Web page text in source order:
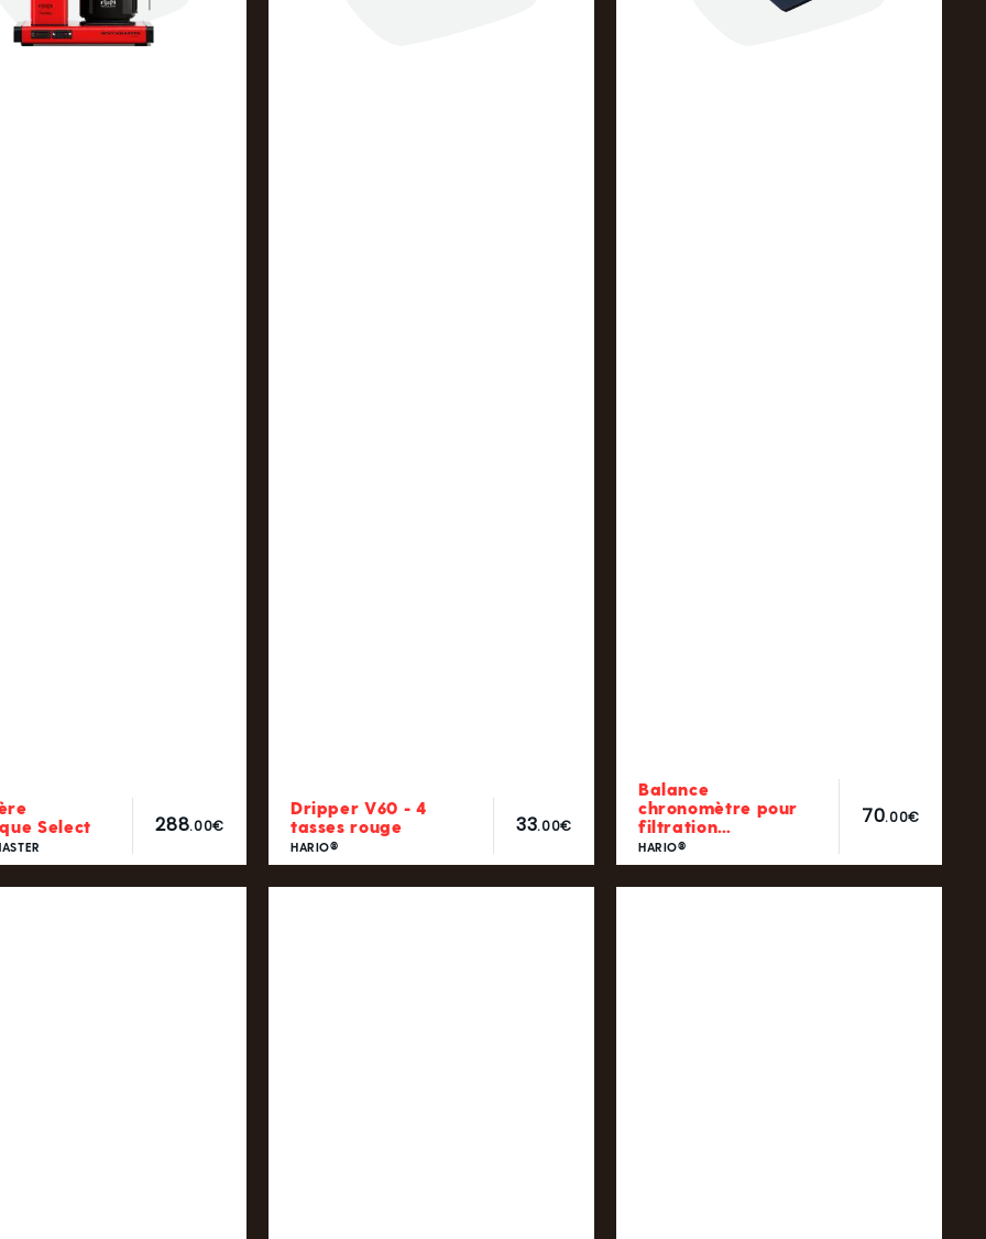
Select
288.00€
Dripper V60 - 4
tasses rouge
HARIO®
33.00€
Balance
chronomètre pour
filtration…
HARIO®
70.00€